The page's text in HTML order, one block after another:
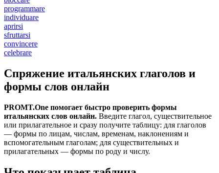
programmare
individuare
aprirsi
sfruttarsi
convincere
celebrare
Спряжение итальянских глаголов и
формы слов онлайн
PROMT.One помогает быстро проверить формы
итальянских слов онлайн. Введите глагол, существительное
или прилагательное и сразу получите таблицу: для глаголов
— формы по лицам, числам, временам, наклонениям и
вспомогательным глаголам; для существительных и
прилагательных — формы по роду и числу.